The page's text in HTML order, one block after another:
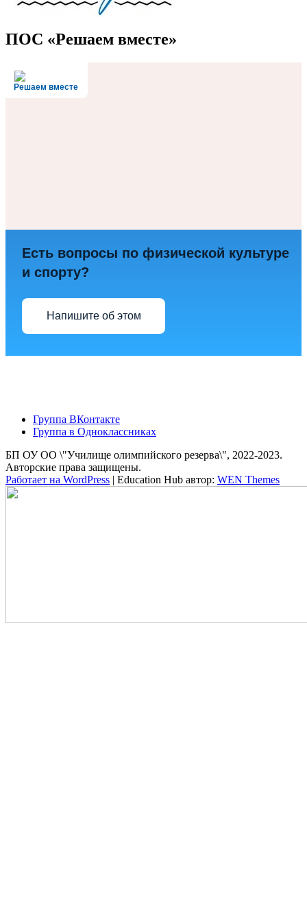
ПОС «Решаем вместе»
Решаем вместе
Есть вопросы по физической культуре
и спорту?
Напишите об этом
Группа ВКонтакте
Группа в Одноклассниках
БП ОУ ОО \"Училище олимпийского резерва\", 2022-2023.
Авторские права защищены.
Работает на WordPress | Education Hub автор: WEN Themes